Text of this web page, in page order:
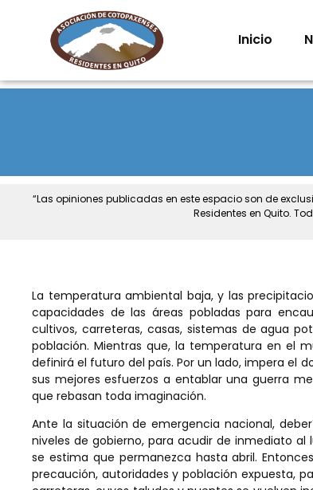
Inicio
“Las opiniones publicadas en este espacio son de
Residentes en Quito.
La temperatura ambiental baja, y las
capacidades de las áreas pobladas para
cultivos, carreteras, casas, sistemas de agua
población. Mientras que, la temperatura en el
definirá el futuro del país. Por un lado, impera el
sus mejores esfuerzos a entablar una guerra
que rebasan toda imaginación.
Ante la situación de emergencia nacional,
niveles de gobierno, para acudir de inmediato al
se estima que permanezca hasta abril.
precaución, autoridades y población expuesta,